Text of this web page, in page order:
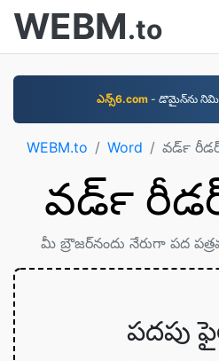
WEBM.to
ఎన్స్6.com - డొమైన్‌ను
WEBM.to Word వర్‍డ్
వర్‍డ్
మీ బ్రౌజర్‌నందు నేరుగా పద
పదపు